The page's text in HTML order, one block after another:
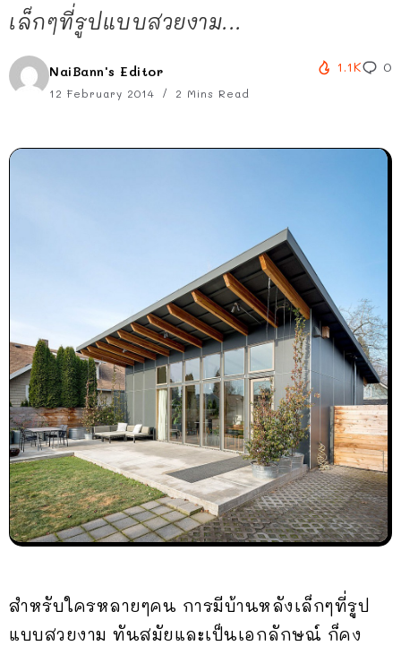
เล็กๆที่รูปแบบสวยงาม...
NaiBann's Editor
12 February 2014 2 Mins Read
1.1K 0
สำหรับใครหลายๆคน การมีบ้านหลังเล็กๆที่รูป
แบบสวยงาม ทันสมัยและเป็นเอกลักษณ์ ก็คง